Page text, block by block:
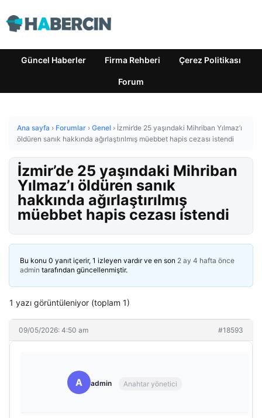
Güncel Haberler Firma Rehberi Çerez Politikası
Forum
Ana sayfa › Forumlar › Genel › İzmir’de 25 yaşındaki Mihriban Yılmaz’ı
öldüren sanık hakkında ağırlaştırılmış müebbet hapis cezası istendi
İzmir’de 25 yaşındaki Mihriban
Yılmaz’ı öldüren sanık
hakkında ağırlaştırılmış
müebbet hapis cezası istendi
Bu konu 0 yanıt içerir, 1 izleyen vardır ve en son 2 ay 4 hafta önce
admin tarafından güncellenmiştir.
1 yazı görüntüleniyor (toplam 1)
09/05/2026: 4:50 am #18593
A admin Anahtar yönetici